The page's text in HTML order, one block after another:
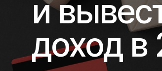
и
доход в